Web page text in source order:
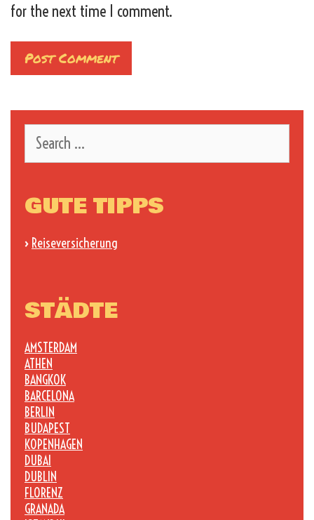
for the next time I comment.
for:
GUTE TIPPS
› Reiseversicherung
STÄDTE
AMSTERDAM
ATHEN
BANGKOK
BARCELONA
BERLIN
BUDAPEST
KOPENHAGEN
DUBAI
DUBLIN
FLORENZ
GRANADA